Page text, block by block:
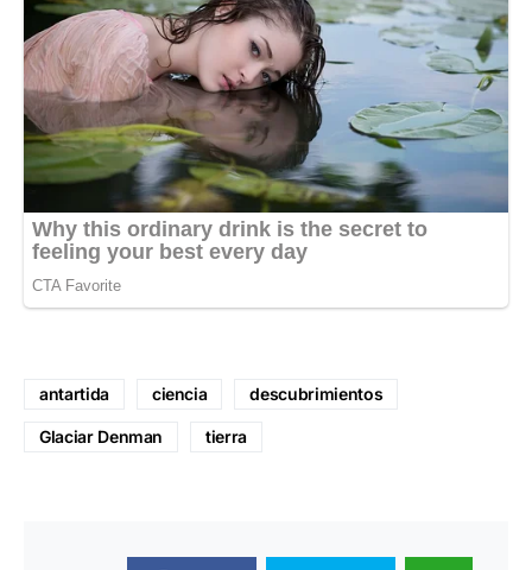
antartida ciencia descubrimientos
Glaciar Denman tierra